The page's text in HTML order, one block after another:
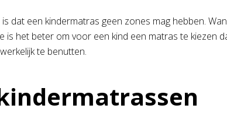
dat een kindermatras geen zones mag hebben.
het beter om voor een kind een matras te kiezen
te benutten.